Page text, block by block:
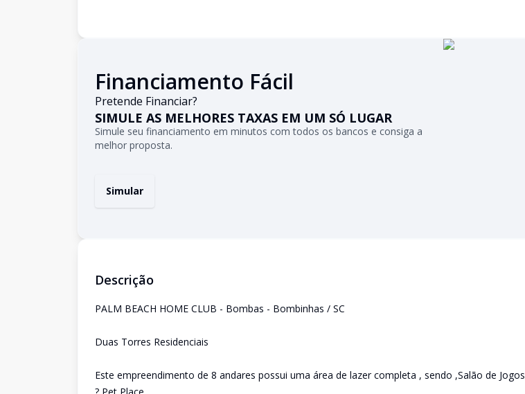
Financiamento Fácil
Pretende Financiar?
SIMULE AS MELHORES TAXAS EM UM SÓ LUGAR
Simule seu financiamento em minutos com todos os bancos e consiga a
melhor proposta.
Simular
Descrição
PALM BEACH HOME CLUB - Bombas - Bombinhas / SC
Duas Torres Residenciais
Este empreendimento de 8 andares possui uma área de lazer completa , sendo ,Salão de Jogos